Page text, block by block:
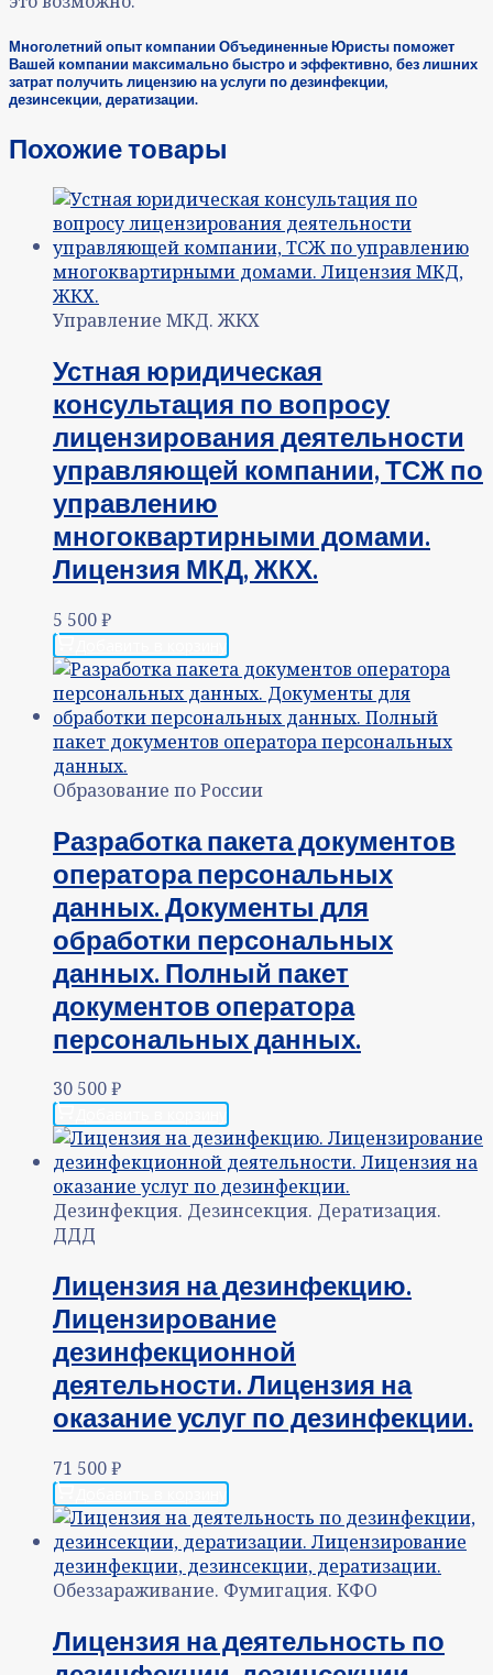
Многолетний опыт компании Объединенные Юристы поможет
Вашей компании максимально быстро и эффективно, без лишних
затрат получить лицензию на услуги по дезинфекции,
дезинсекции, дератизации.
Похожие товары
Управление МКД. ЖКХ
Устная юридическая
консультация по вопросу
лицензирования деятельности
управляющей компании, ТСЖ по
управлению
многоквартирными домами.
Лицензия МКД, ЖКХ.
5 500₽
Образование по России
Разработка пакета документов
оператора персональных
данных. Документы для
обработки персональных
данных. Полный пакет
документов оператора
персональных данных.
30 500₽
Дезинфекция. Дезинсекция. Дератизация.
ДДД
Лицензия на дезинфекцию.
Лицензирование
дезинфекционной
деятельности. Лицензия на
оказание услуг по дезинфекции.
71 500₽
Обеззараживание. Фумигация. КФО
Лицензия на деятельность по